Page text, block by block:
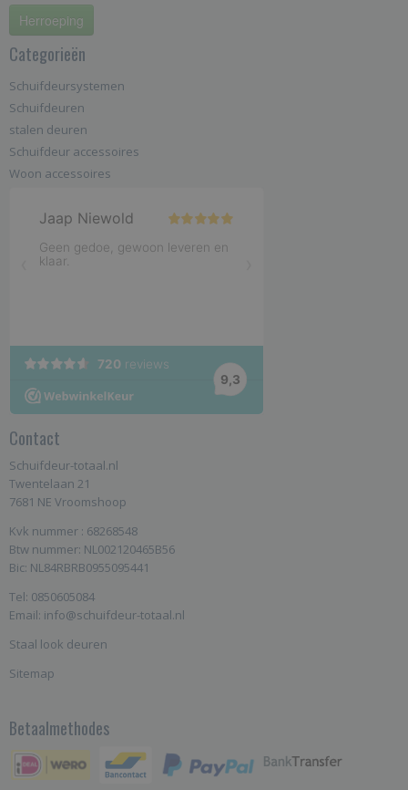
Herroeping
Categorieën
Schuifdeursystemen
Schuifdeuren
stalen deuren
Schuifdeur accessoires
Woon accessoires
Contact
Schuifdeur-totaal.nl
Twentelaan 21
7681 NE Vroomshoop
Kvk nummer : 68268548
Btw nummer: NL002120465B56
Bic: NL84RBRB0955095441
Tel: 0850605084
Email: info@schuifdeur-totaal.nl
Staal look deuren
Sitemap
Betaalmethodes